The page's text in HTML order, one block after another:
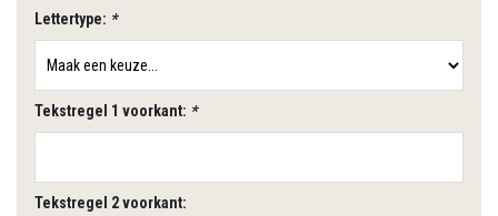
Lettertype: *
Tekstregel 1 voorkant: *
Tekstregel 2 voorkant: